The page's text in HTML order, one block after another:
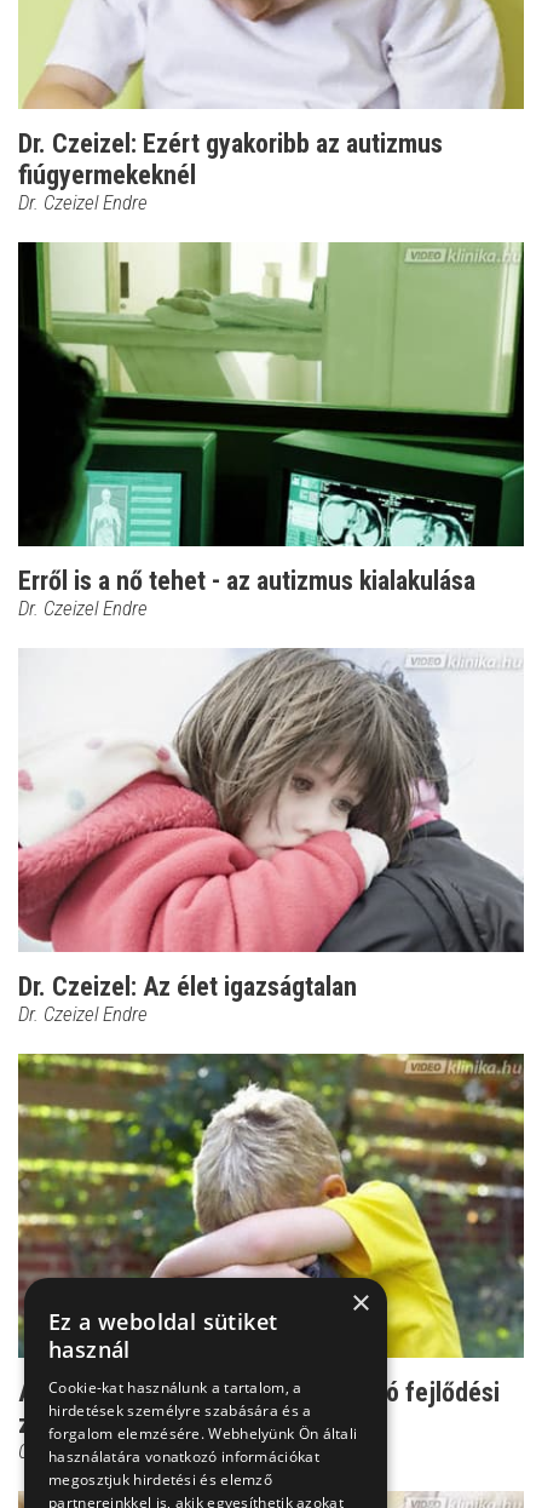
Dr. Czeizel: Ezért gyakoribb az autizmus
fiúgyermekeknél
Dr. Czeizel Endre
Erről is a nő tehet - az autizmus kialakulása
Dr. Czeizel Endre
Dr. Czeizel: Az élet igazságtalan
Dr. Czeizel Endre
Autizmus - a közösségtől elválasztó fejlődési
zavar
Csenki Laura
×
Ez a weboldal sütiket
használ
Cookie-kat használunk a tartalom, a
hirdetések személyre szabására és a
forgalom elemzésére. Webhelyünk Ön általi
használatára vonatkozó információkat
megosztjuk hirdetési és elemző
partnereinkkel is, akik egyesíthetik azokat